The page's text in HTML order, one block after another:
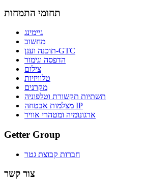
תחומי התמחות
גיימינג
מחשוב
תוכנה וענן-GTC
הדפסה וגימור
צילום
טלוויזיות
מקרנים
תשתיות תקשורת וטלפוניה
מצלמות אבטחה IP
ארגונומיה ומטהרי אוויר
Getter Group
חברות קבוצת גטר
צור קשר